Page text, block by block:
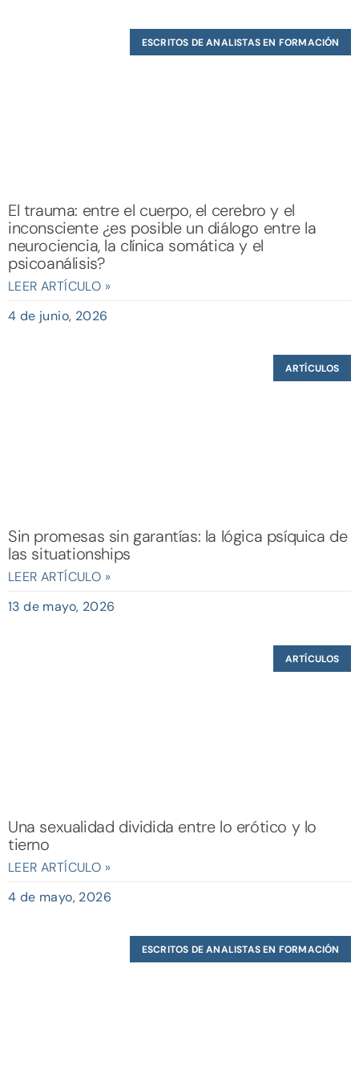
ESCRITOS DE ANALISTAS EN FORMACIÓN
El trauma: entre el cuerpo, el cerebro y el
inconsciente ¿es posible un diálogo entre la
neurociencia, la clínica somática y el
psicoanálisis?
LEER ARTÍCULO »
4 de junio, 2026
ARTÍCULOS
Sin promesas sin garantías: la lógica psíquica de
las situationships
LEER ARTÍCULO »
13 de mayo, 2026
ARTÍCULOS
Una sexualidad dividida entre lo erótico y lo
tierno
LEER ARTÍCULO »
4 de mayo, 2026
ESCRITOS DE ANALISTAS EN FORMACIÓN